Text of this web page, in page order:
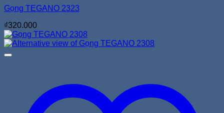
Gọng TEGANO 2323
₫320.000